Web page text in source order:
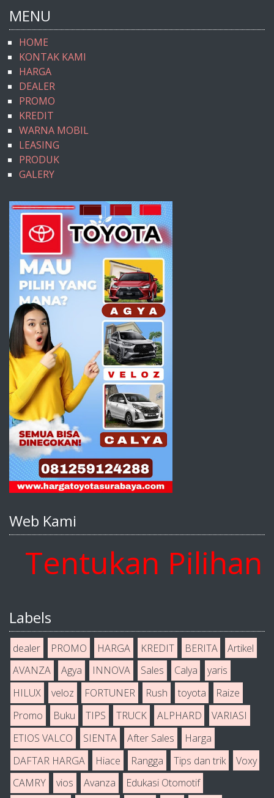
MENU
HOME
KONTAK KAMI
HARGA
DEALER
PROMO
KREDIT
WARNA MOBIL
LEASING
PRODUK
GALERY
Web Kami
Pilihan
Labels
dealer PROMO HARGA KREDIT BERITA
Artikel
AVANZA
Agya INNOVA Sales Calya
yaris
HILUX
veloz FORTUNER Rush toyota
Raize
Promo
Buku TIPS TRUCK ALPHARD
VARIASI
ETIOS VALCO
SIENTA After Sales
Harga
DAFTAR HARGA
Hiace Rangga Tips dan trik
Voxy
CAMRY
vios Avanza
Edukasi Otomotif